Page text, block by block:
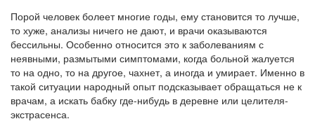
Порой человек болеет многие годы, ему становится то лучше,
то хуже, анализы ничего не дают, и врачи оказываются
бессильны. Особенно относится это к заболеваниям с
неявными, размытыми симптомами, когда больной жалуется
то на одно, то на другое, чахнет, а иногда и умирает. Именно в
такой ситуации народный опыт подсказывает обращаться не к
врачам, а искать бабку где-нибудь в деревне или целителя-
экстрасенса.